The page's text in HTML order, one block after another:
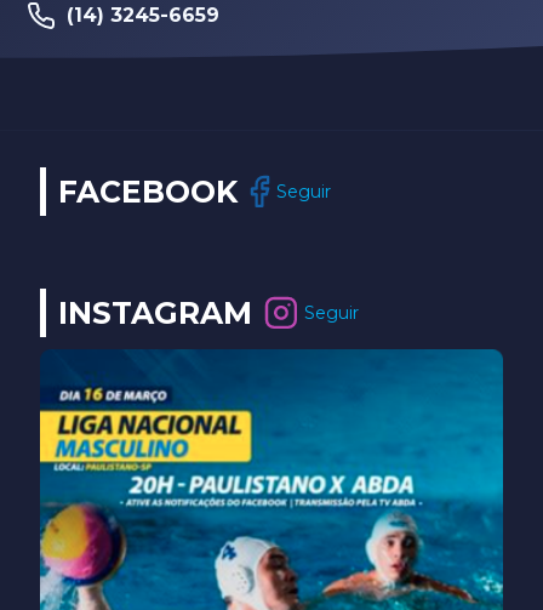
(14) 3245-6659
FACEBOOK Seguir
INSTAGRAM Seguir